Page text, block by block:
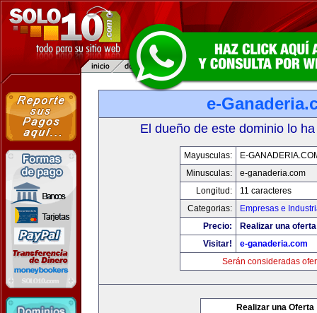
e-
El dueño de este dominio lo
Mayusculas:
E-
Minusculas:
e-ganaderia.com
Longitud:
11 caracteres
Categorias:
Empresas e
Precio:
Realizar una
Visitar!
e-ganaderia.com
Serán consideradas
Realizar una Oferta